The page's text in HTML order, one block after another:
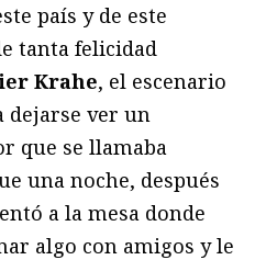
país y de este
tanta felicidad
Krahe, el escenario
dejarse ver un
que se llamaba
una noche, después
a la mesa donde
algo con amigos y le